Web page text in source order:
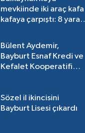
mevkiinde iki araç kafa
kafaya çarpıştı: 8 yaralı
Bülent Aydemir,
Bayburt Esnaf Kredi ve
Kefalet Kooperatifi
Sözel il ikincisini
Bayburt Lisesi çıkardı